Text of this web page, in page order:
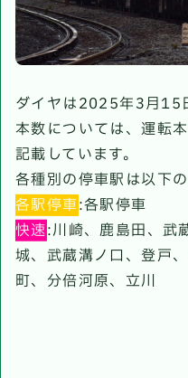
ダイヤは2025年3月15
本数については、運転
記載しています。
各種別の停車駅は以下の
各駅停車:各駅停車
快速:川崎、鹿島田、武
城、武蔵溝ノ口、登戸
町、分倍河原、立川